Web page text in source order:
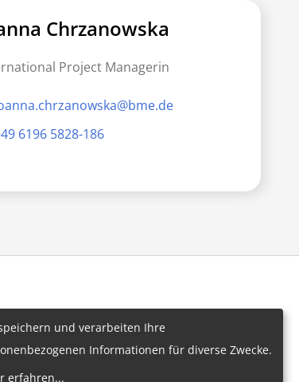
Chrzanowska
Project Managerin
6196 5828-186
und verarbeiten Ihre
Informationen für diverse Zwecke.
erfahren...